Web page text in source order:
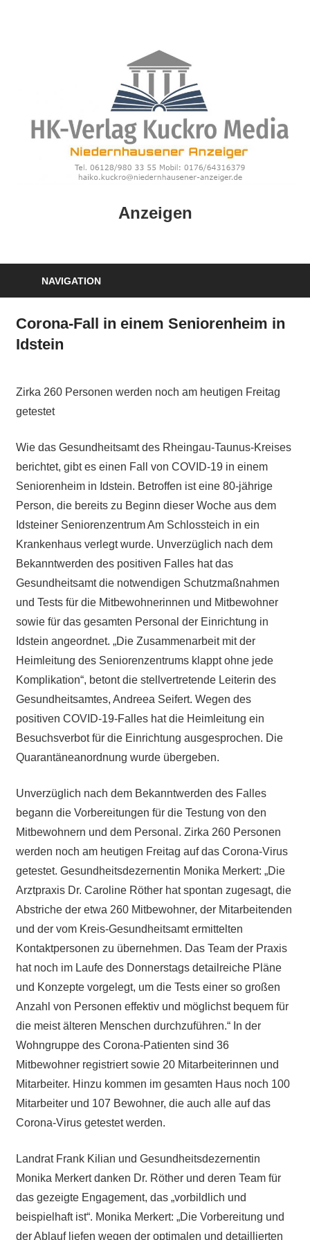
Anzeigen
NAVIGATION
Corona-Fall in einem Seniorenheim in
Idstein
Zirka 260 Personen werden noch am heutigen Freitag
getestet
Wie das Gesundheitsamt des Rheingau-Taunus-Kreises
berichtet, gibt es einen Fall von COVID-19 in einem
Seniorenheim in Idstein. Betroffen ist eine 80-jährige
Person, die bereits zu Beginn dieser Woche aus dem
Idsteiner Seniorenzentrum Am Schlossteich in ein
Krankenhaus verlegt wurde. Unverzüglich nach dem
Bekanntwerden des positiven Falles hat das
Gesundheitsamt die notwendigen Schutzmaßnahmen
und Tests für die Mitbewohnerinnen und Mitbewohner
sowie für das gesamten Personal der Einrichtung in
Idstein angeordnet. „Die Zusammenarbeit mit der
Heimleitung des Seniorenzentrums klappt ohne jede
Komplikation“, betont die stellvertretende Leiterin des
Gesundheitsamtes, Andreea Seifert. Wegen des
positiven COVID-19-Falles hat die Heimleitung ein
Besuchsverbot für die Einrichtung ausgesprochen. Die
Quarantäneanordnung wurde übergeben.
Unverzüglich nach dem Bekanntwerden des Falles
begann die Vorbereitungen für die Testung von den
Mitbewohnern und dem Personal. Zirka 260 Personen
werden noch am heutigen Freitag auf das Corona-Virus
getestet. Gesundheitsdezernentin Monika Merkert: „Die
Arztpraxis Dr. Caroline Röther hat spontan zugesagt, die
Abstriche der etwa 260 Mitbewohner, der Mitarbeitenden
und der vom Kreis-Gesundheitsamt ermittelten
Kontaktpersonen zu übernehmen. Das Team der Praxis
hat noch im Laufe des Donnerstags detailreiche Pläne
und Konzepte vorgelegt, um die Tests einer so großen
Anzahl von Personen effektiv und möglichst bequem für
die meist älteren Menschen durchzuführen.“ In der
Wohngruppe des Corona-Patienten sind 36
Mitbewohner registriert sowie 20 Mitarbeiterinnen und
Mitarbeiter. Hinzu kommen im gesamten Haus noch 100
Mitarbeiter und 107 Bewohner, die auch alle auf das
Corona-Virus getestet werden.
Landrat Frank Kilian und Gesundheitsdezernentin
Monika Merkert danken Dr. Röther und deren Team für
das gezeigte Engagement, das „vorbildlich und
beispielhaft ist“. Monika Merkert: „Die Vorbereitung und
der Ablauf liefen wegen der optimalen und detaillierten